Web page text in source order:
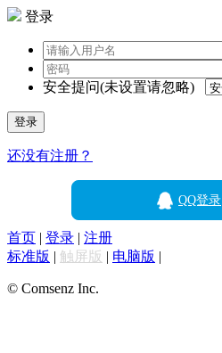
登录
安全提问(未设置请忽略)
登录
还没有注册？
QQ登录
首页 | 登录 | 注册
标准版 | 触屏版 | 电脑版 |
© Comsenz Inc.